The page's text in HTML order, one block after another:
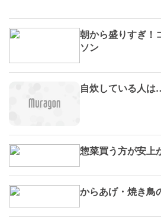
朝から盛りすぎ！
ソン
自炊している人
惣菜買う方が安上
からあげ・焼き鳥